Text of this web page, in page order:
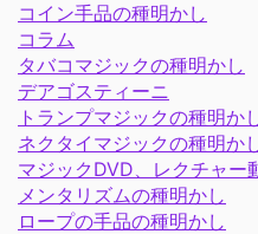
コイン手品の種明かし
コラム
タバコマジックの種明かし
デアゴスティーニ
トランプマジックの種明か
ネクタイマジックの種明か
マジックDVD、レクチャ
メンタリズムの種明かし
ロープの手品の種明かし